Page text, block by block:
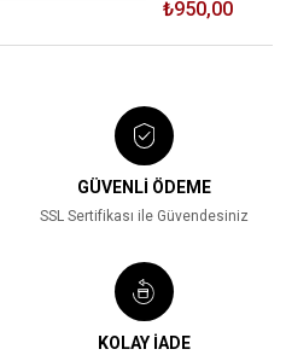
₺950,00
GÜVENLİ ÖDEME
SSL Sertifikası ile Güvendesiniz
KOLAY İADE